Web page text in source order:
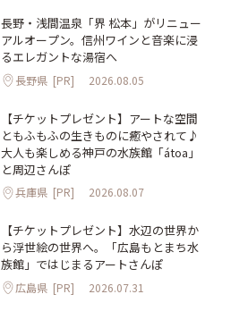
長野・浅間温泉「界 松本」がリニュー
アルオープン。信州ワインと音楽に浸
るエレガントな湯宿へ
長野県 [PR] 2026.08.05
【チケットプレゼント】アートな空間
ともふもふの生きものに癒やされて♪
大人も楽しめる神戸の水族館「átoa」
と周辺さんぽ
兵庫県 [PR] 2026.08.07
【チケットプレゼント】水辺の世界か
ら浮世絵の世界へ。「広島もとまち水
族館」ではじまるアートさんぽ
広島県 [PR] 2026.07.31